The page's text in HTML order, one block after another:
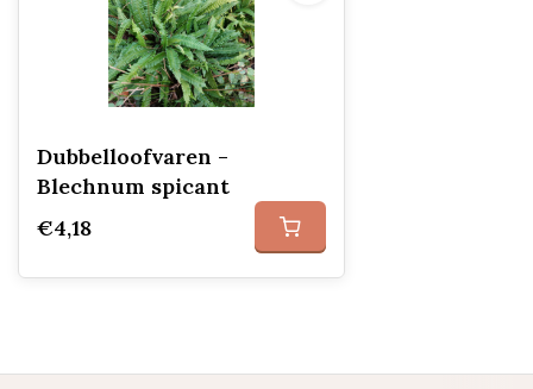
Dubbelloofvaren -
Blechnum spicant
€4,18